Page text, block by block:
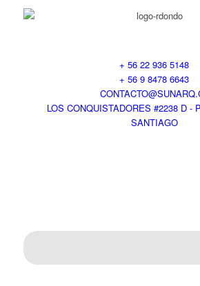
+ 56 22 936 5148
+ 56 9 8478 6643
LOS CONQUISTADORES #2238 D -
SANTIAGO